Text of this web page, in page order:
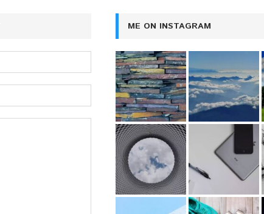
ME ON INSTAGRAM